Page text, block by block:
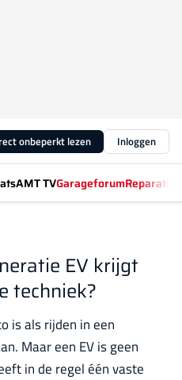
onbeperkt lezen Inloggen
AMT TVGarageforum
EV krijgt
techniek?
is als rijden in een
Maar een EV is geen
in de regel één vaste